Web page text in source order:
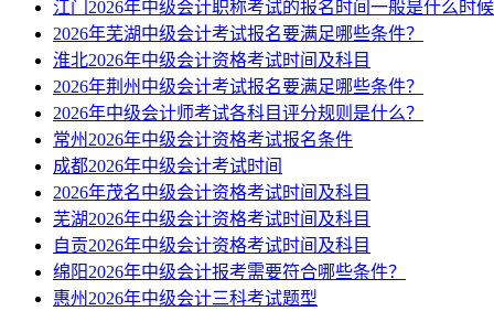
江门2026年中级会计职称考试的报名时间一般是什么时
2026年芜湖中级会计考试报名要满足哪些条件？
淮北2026年中级会计资格考试时间及科目
2026年荆州中级会计考试报名要满足哪些条件？
2026年中级会计师考试各科目评分规则是什么？
常州2026年中级会计资格考试报名条件
成都2026年中级会计考试时间
2026年茂名中级会计资格考试时间及科目
芜湖2026年中级会计资格考试时间及科目
自贡2026年中级会计资格考试时间及科目
绵阳2026年中级会计报考需要符合哪些条件？
惠州2026年中级会计三科考试题型